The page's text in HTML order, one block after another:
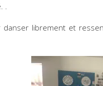
.
librement et